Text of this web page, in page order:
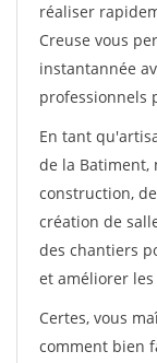
réaliser
Creuse vous
instantannée
professionnels
En tant
de la Batiment,
construction,
création de
des chantiers
et améliorer
Certes, vous
comment bien